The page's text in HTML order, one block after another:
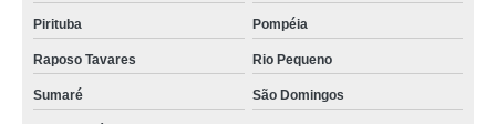
Pirituba Pompéia
Raposo Tavares Rio Pequeno
Sumaré São Domingos